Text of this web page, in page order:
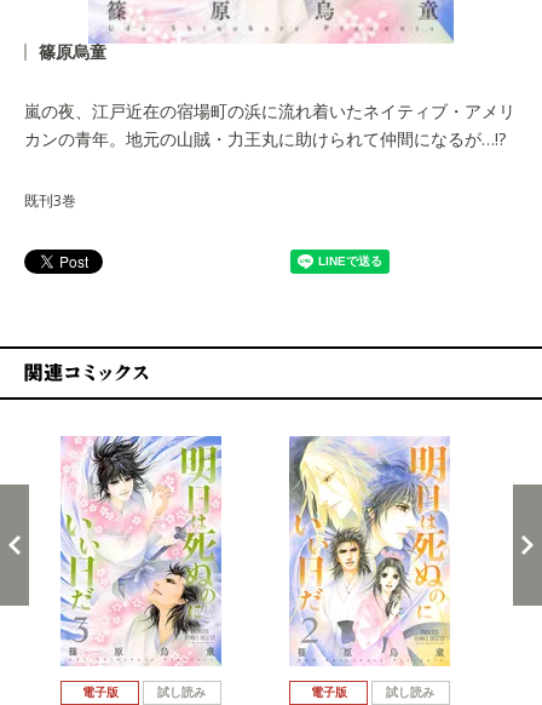
篠原烏童
嵐の夜、江戸近在の宿場町の浜に流れ着いたネイティブ・アメリ
カンの青年。地元の山賊・力王丸に助けられて仲間になるが…!?
既刊3巻
電子版 試し読み 電子版 試し読み